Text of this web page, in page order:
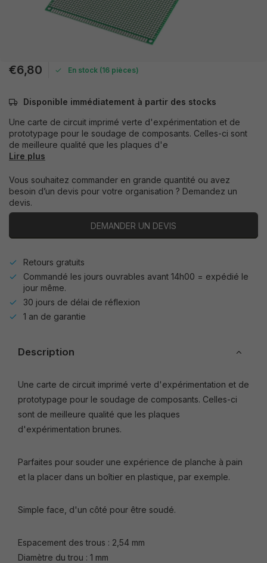
€6,80 En stock (16 pièces)
Disponible immédiatement à partir des stocks
Une carte de circuit imprimé verte d'expérimentation et de
prototypage pour le soudage de composants. Celles-ci sont
de meilleure qualité que les plaques d'e
Lire plus
Vous souhaitez commander en grande quantité ou avez
besoin d’un devis pour votre organisation ? Demandez un
devis.
DEMANDER UN DEVIS
Retours gratuits
Commandé les jours ouvrables avant 14h00 = expédié le
jour même.
30 jours de délai de réflexion
1 an de garantie
Description
Une carte de circuit imprimé verte d'expérimentation et de
prototypage pour le soudage de composants. Celles-ci
sont de meilleure qualité que les plaques
d'expérimentation brunes.
Parfaites pour souder une expérience de planche à pain
et la placer dans un boîtier en plastique, par exemple.
Simple face, d'un côté pour être soudé.
Espacement des trous : 2,54 mm
Diamètre du trou : 1 mm